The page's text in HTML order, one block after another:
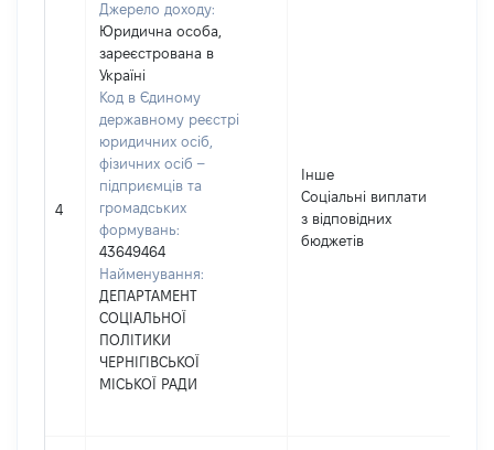
4
Джерело доходу:
Юридична особа,
зареєстрована в
Україні
Код в Єдиному
державному реєстрі
юридичних осіб,
фізичних осіб –
підприємців та
громадських
формувань:
43649464
Найменування:
ДЕПАРТАМЕНТ
СОЦІАЛЬНОЇ
ПОЛІТИКИ
ЧЕРНІГІВСЬКОЇ
МІСЬКОЇ РАДИ
Інше
Соціальні виплати
з відповідних
бюджетів